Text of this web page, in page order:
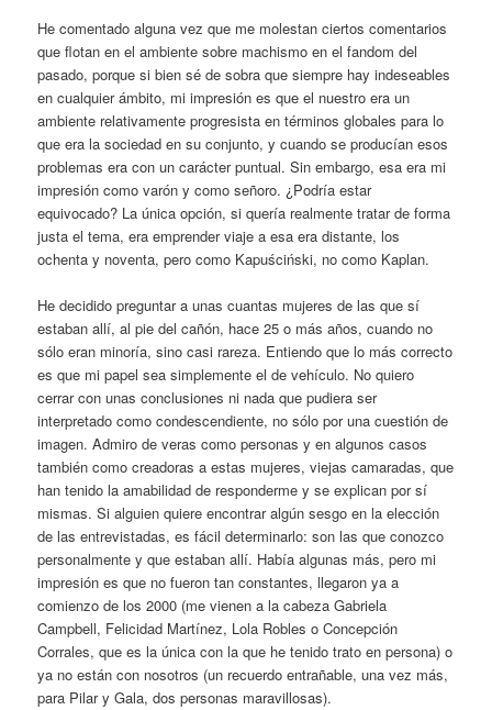
He comentado alguna vez que me molestan ciertos comentarios
que flotan en el ambiente sobre machismo en el fandom del
pasado, porque si bien sé de sobra que siempre hay indeseables
en cualquier ámbito, mi impresión es que el nuestro era un
ambiente relativamente progresista en términos globales para lo
que era la sociedad en su conjunto, y cuando se producían esos
problemas era con un carácter puntual. Sin embargo, esa era mi
impresión como varón y como señoro. ¿Podría estar
equivocado? La única opción, si quería realmente tratar de forma
justa el tema, era emprender viaje a esa era distante, los
ochenta y noventa, pero como Kapuściński, no como Kaplan.
He decidido preguntar a unas cuantas mujeres de las que sí
estaban allí, al pie del cañón, hace 25 o más años, cuando no
sólo eran minoría, sino casi rareza. Entiendo que lo más correcto
es que mi papel sea simplemente el de vehículo. No quiero
cerrar con unas conclusiones ni nada que pudiera ser
interpretado como condescendiente, no sólo por una cuestión de
imagen. Admiro de veras como personas y en algunos casos
también como creadoras a estas mujeres, viejas camaradas, que
han tenido la amabilidad de responderme y se explican por sí
mismas. Si alguien quiere encontrar algún sesgo en la elección
de las entrevistadas, es fácil determinarlo: son las que conozco
personalmente y que estaban allí. Había algunas más, pero mi
impresión es que no fueron tan constantes, llegaron ya a
comienzo de los 2000 (me vienen a la cabeza Gabriela
Campbell, Felicidad Martínez, Lola Robles o Concepción
Corrales, que es la única con la que he tenido trato en persona) o
ya no están con nosotros (un recuerdo entrañable, una vez más,
para Pilar y Gala, dos personas maravillosas).